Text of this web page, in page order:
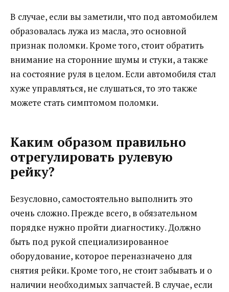
В случае, если вы заметили, что под автомобилем
образовалась лужа из масла, это основной
признак поломки. Кроме того, стоит обратить
внимание на сторонние шумы и стуки, а также
на состояние руля в целом. Если автомобиля стал
хуже управляться, не слушаться, то это также
можете стать симптомом поломки.
Каким образом правильно
отрегулировать рулевую
рейку?
Безусловно, самостоятельно выполнить это
очень сложно. Прежде всего, в обязательном
порядке нужно пройти диагностику. Должно
быть под рукой специализированное
оборудование, которое переназначено для
снятия рейки. Кроме того, не стоит забывать и о
наличии необходимых запчастей. В случае, если